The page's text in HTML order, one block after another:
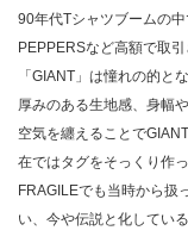
90年代Tシャツブームの
PEPPERSなど高額で取
「GIANT」は憧れの的と
厚みのある生地感、身幅
空気を纏えることで
在ではタグをそっくり作
FRAGILEでも当時から扱
い、今や伝説と化してい